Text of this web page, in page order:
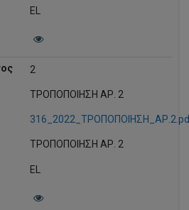
EL
2
ΤΡΟΠΟΠΟΙΗΣΗ ΑΡ. 2
ΤΡΟΠΟΠΟΙΗΣΗ ΑΡ. 2
EL